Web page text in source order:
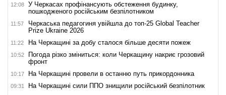
12:08
У Черкасах профінансують обстеження будинку,
пошкодженого російським безпілотником
11:57
Черкаська педагогиня увійшла до топ-25 Global Teacher
Prize Ukraine 2026
11:22 На Черкащині за добу сталося більше десяти пожеж
10:52
Погода різко зміниться: коли Черкащину накриє грозовий
фронт
10:17 На Черкащині провели в останню путь прикордонника
09:31 На Черкащині сили ППО знищили російський безпілотник